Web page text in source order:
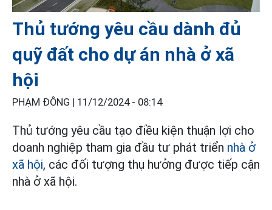
Thủ tướng yêu cầu dành đủ
quỹ đất cho dự án nhà ở xã
hội
PHẠM ĐÔNG | 11/12/2024 - 08:14
Thủ tướng yêu cầu tạo điều kiện thuận lợi cho
doanh nghiệp tham gia đầu tư phát triển nhà ở
xã hội, các đối tượng thụ hưởng được tiếp cận
nhà ở xã hội.